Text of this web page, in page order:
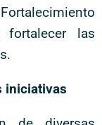
las
iniciativas